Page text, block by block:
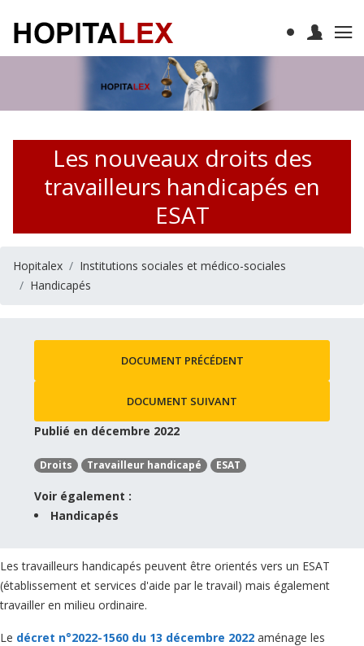
Les nouveaux droits des
travailleurs handicapés en
ESAT
Hopitalex
Institutions sociales et médico-sociales
Handicapés
DOCUMENT PRÉCÉDENT
DOCUMENT SUIVANT
Publié en décembre 2022
Droits Travailleur handicapé ESAT
Voir également :
Handicapés
Les travailleurs handicapés peuvent être orientés vers un ESAT
(établissement et services d'aide par le travail) mais également
travailler en milieu ordinaire.
Le décret n°2022-1560 du 13 décembre 2022 aménage les